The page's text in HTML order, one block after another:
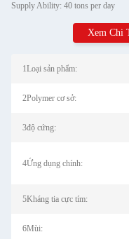
Supply Ability: 40 tons per day
Xem Chi
1Loại sản phẩm:
2Polymer cơ sở:
3độ cứng:
4Ứng dụng chính:
5Kháng tia cực tím:
6Mùi: